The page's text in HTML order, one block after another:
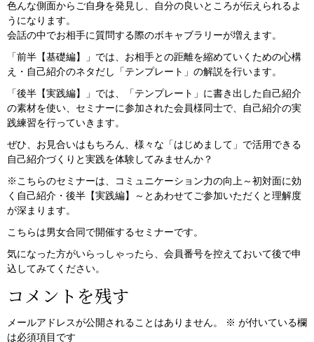
色んな側面からご自身を発見し、自分の良いところが伝えられるよ
うになります。
会話の中でお相手に質問する際のボキャブラリーが増えます。
「前半【基礎編】」では、お相手との距離を縮めていくための心構
え・自己紹介のネタだし「テンプレート」の解説を行います。
「後半【実践編】」では、「テンプレート」に書き出した自己紹介
の素材を使い、セミナーに参加された会員様同士で、自己紹介の実
践練習を行っていきます。
ぜひ、お見合いはもちろん、様々な「はじめまして」で活用できる
自己紹介づくりと実践を体験してみませんか？
※こちらのセミナーは、コミュニケーション力の向上～初対面に効
く自己紹介・後半【実践編】～とあわせてご参加いただくと理解度
が深まります。
こちらは男女合同で開催するセミナーです。
気になった方がいらっしゃったら、会員番号を控えておいて後で申
込してみてください。
コメントを残す
メールアドレスが公開されることはありません。 ※ が付いている欄
は必須項目です